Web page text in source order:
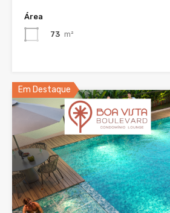
Área
73 m²
Em Destaque